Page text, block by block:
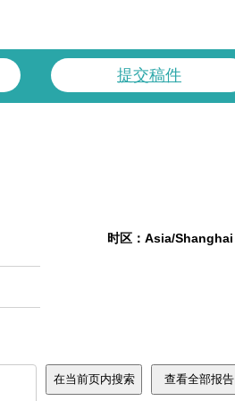
提交稿件
时区：Asia/Shanghai
在当前页内搜索 查看全部报告